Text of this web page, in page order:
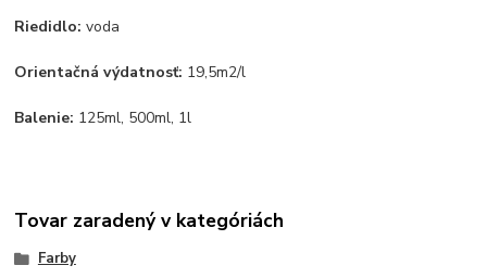
Riedidlo:voda
Orientačná výdatnosť: 19,5m2/l
Balenie: 125ml, 500ml, 1l
Tovar zaradený v kategóriách
Farby